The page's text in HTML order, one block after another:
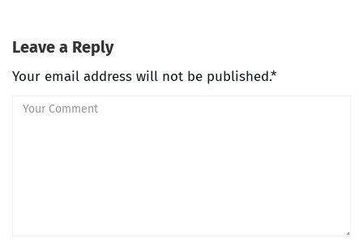
Leave a Reply
Your email address will not be published.*